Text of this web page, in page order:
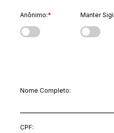
Anônimo:* Manter
Nome Completo:
CPF: